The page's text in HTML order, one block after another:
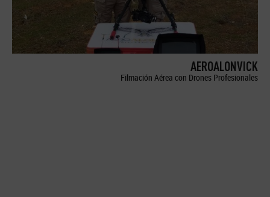
AEROALONVICK
Filmación Aérea con Drones Profesionales